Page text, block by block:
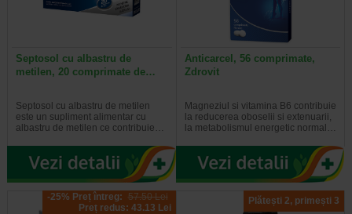
Septosol cu albastru de
metilen, 20 comprimate de…
Septosol cu albastru de metilen
este un supliment alimentar cu
albastru de metilen ce contribuie…
Anticarcel, 56 comprimate,
Zdrovit
Magneziul si vitamina B6 contribuie
la reducerea oboselii si extenuarii,
la metabolismul energetic normal…
-25% Preț întreg: 57.50 Lei
Preț redus: 43.13 Lei
Plătești 2, primești 3